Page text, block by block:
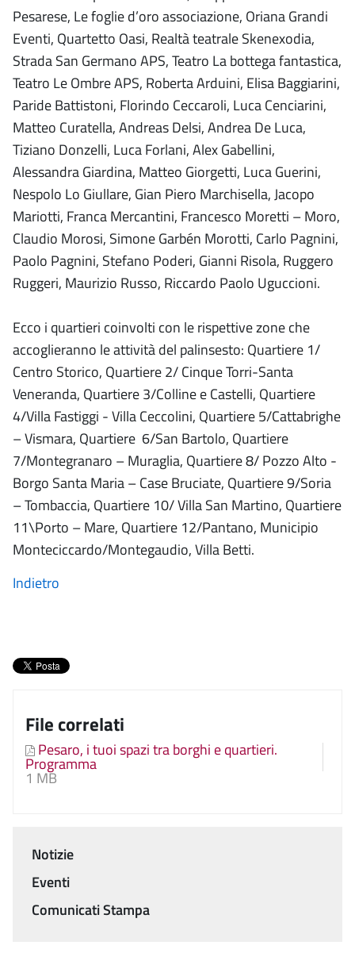
Pesarese, Le foglie d’oro associazione, Oriana Grandi
Eventi, Quartetto Oasi, Realtà teatrale Skenexodia,
Strada San Germano APS, Teatro La bottega fantastica,
Teatro Le Ombre APS, Roberta Arduini, Elisa Baggiarini,
Paride Battistoni, Florindo Ceccaroli, Luca Cenciarini,
Matteo Curatella, Andreas Delsi, Andrea De Luca,
Tiziano Donzelli, Luca Forlani, Alex Gabellini,
Alessandra Giardina, Matteo Giorgetti, Luca Guerini,
Nespolo Lo Giullare, Gian Piero Marchisella, Jacopo
Mariotti, Franca Mercantini, Francesco Moretti – Moro,
Claudio Morosi, Simone Garbén Morotti, Carlo Pagnini,
Paolo Pagnini, Stefano Poderi, Gianni Risola, Ruggero
Ruggeri, Maurizio Russo, Riccardo Paolo Uguccioni.
Ecco i quartieri coinvolti con le rispettive zone che
accoglieranno le attività del palinsesto: Quartiere 1/
Centro Storico, Quartiere 2/ Cinque Torri-Santa
Veneranda, Quartiere 3/Colline e Castelli, Quartiere
4/Villa Fastiggi - Villa Ceccolini, Quartiere 5/Cattabrighe
– Vismara, Quartiere 6/San Bartolo, Quartiere
7/Montegranaro – Muraglia, Quartiere 8/ Pozzo Alto -
Borgo Santa Maria – Case Bruciate, Quartiere 9/Soria
– Tombaccia, Quartiere 10/ Villa San Martino, Quartiere
11\Porto – Mare, Quartiere 12/Pantano, Municipio
Monteciccardo/Montegaudio, Villa Betti.
Indietro
File correlati
Pesaro, i tuoi spazi tra borghi e quartieri.
Programma
1 MB
Menu
Notizie
Eventi
Comunicati Stampa